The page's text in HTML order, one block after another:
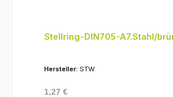
Stellring-DIN705-A7.Stahl/
Hersteller: STW
Regulärer Preis:
1,27 €